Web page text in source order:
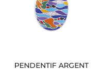
PENDENTIF ARGENT